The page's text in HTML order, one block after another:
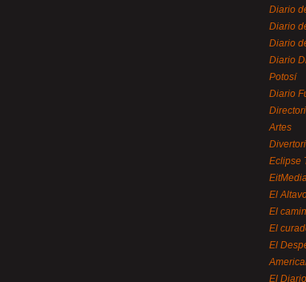
Diario
Diario
Diario
Diario
Potosí
Diario
Artes
Eclipse
El
El
El
El
El